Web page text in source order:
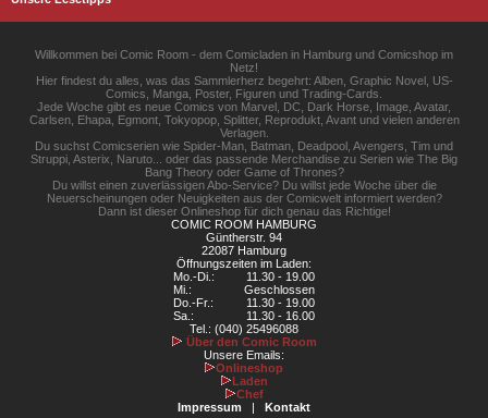
Willkommen bei Comic Room - dem Comicladen in Hamburg und Comicshop im
Netz!
Hier findest du alles, was das Sammlerherz begehrt: Alben, Graphic Novel, US-
Comics, Manga, Poster, Figuren und Trading-Cards.
Jede Woche gibt es neue Comics von Marvel, DC, Dark Horse, Image, Avatar,
Carlsen, Ehapa, Egmont, Tokyopop, Splitter, Reprodukt, Avant und vielen anderen
Verlagen.
Du suchst Comicserien wie Spider-Man, Batman, Deadpool, Avengers, Tim und
Struppi, Asterix, Naruto... oder das passende Merchandise zu Serien wie The Big
Bang Theory oder Game of Thrones?
Du willst einen zuverlässigen Abo-Service? Du willst jede Woche über die
Neuerscheinungen oder Neuigkeiten aus der Comicwelt informiert werden?
Dann ist dieser Onlineshop für dich genau das Richtige!
COMIC ROOM HAMBURG
Güntherstr. 94
22087 Hamburg
Öffnungszeiten im Laden:
Mo.-Di.:
11.30 - 19.00
Mi.:
Geschlossen
Do.-Fr.:
11.30 - 19.00
Sa.:
11.30 - 16.00
Tel.: (040) 25496088
Über den Comic Room
Unsere Emails:
Onlineshop
Laden
Chef
Impressum
Kontakt